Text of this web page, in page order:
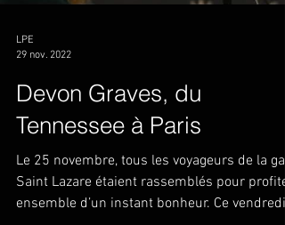
LPE
29 nov. 2022
Devon Graves, du
Tennessee à Paris
Le 25 novembre, tous les voyageurs de la
Saint Lazare étaient rassemblés pour profiter
ensemble d’un instant bonheur. Ce